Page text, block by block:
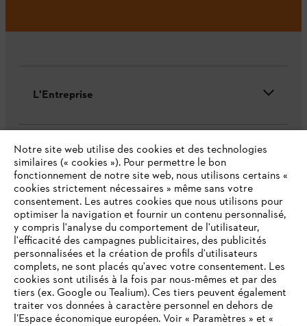
L'Entreprise
STIHL FAQ
Contact
Politique de protection des données
Notre site web utilise des cookies et des technologies
similaires (« cookies »). Pour permettre le bon
fonctionnement de notre site web, nous utilisons certains «
cookies strictement nécessaires » même sans votre
consentement. Les autres cookies que nous utilisons pour
optimiser la navigation et fournir un contenu personnalisé,
y compris l'analyse du comportement de l'utilisateur,
l'efficacité des campagnes publicitaires, des publicités
personnalisées et la création de profils d'utilisateurs
complets, ne sont placés qu'avec votre consentement. Les
cookies sont utilisés à la fois par nous-mêmes et par des
tiers (ex. Google ou Tealium). Ces tiers peuvent également
traiter vos données à caractère personnel en dehors de
l’Espace économique européen. Voir « Paramètres » et «